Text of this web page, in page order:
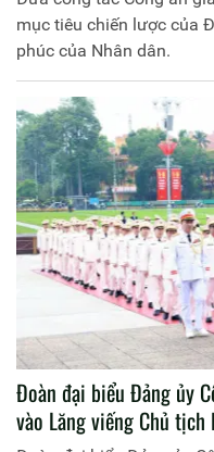
mục tiêu chiến lược của
phúc của Nhân dân.
Đoàn đại biểu Đảng ủy
vào Lăng viếng Chủ tịch